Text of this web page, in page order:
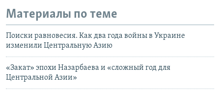
Материалы по теме
Поиски равновесия. Как два года войны в Украине
изменили Центральную Азию
«Закат» эпохи Назарбаева и «сложный год для
Центральной Азии»